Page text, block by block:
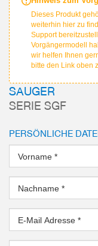
Dieses Produkt
weiterhin hier zu
Support
Vorgängermodell
wir helfen Ihnen
bitte den Link oben
SAUGER
SERIE SGF
PERSÖNLICHE
Vorname *
Nachname *
E-Mail Adresse *